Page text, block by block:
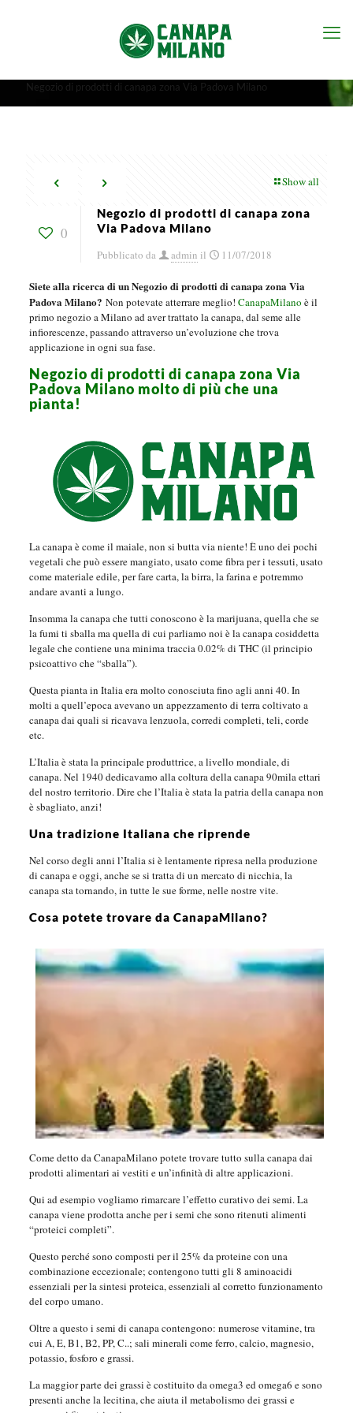
Negozio di prodotti di canapa zona Via Padova Milano
Show all
0
Negozio di prodotti di canapa zona
Via Padova Milano
Pubblicato da
admin il 11/07/2018
Siete alla ricerca di un Negozio di prodotti di canapa zona Via
Padova Milano? Non potevate atterrare meglio! CanapaMilano è il
primo negozio a Milano ad aver trattato la canapa, dal seme alle
infiorescenze, passando attraverso un’evoluzione che trova
applicazione in ogni sua fase.
Negozio di prodotti di canapa zona Via
Padova Milano molto di più che una
pianta!
La canapa è come il maiale, non si butta via niente! È uno dei pochi
vegetali che può essere mangiato, usato come fibra per i tessuti, usato
come materiale edile, per fare carta, la birra, la farina e potremmo
andare avanti a lungo.
Insomma la canapa che tutti conoscono è la marijuana, quella che se
la fumi ti sballa ma quella di cui parliamo noi è la canapa cosiddetta
legale che contiene una minima traccia 0.02% di THC (il principio
psicoattivo che “sballa”).
Questa pianta in Italia era molto conosciuta fino agli anni 40. In
molti a quell’epoca avevano un appezzamento di terra coltivato a
canapa dai quali si ricavava lenzuola, corredi completi, teli, corde
etc.
L’Italia è stata la principale produttrice, a livello mondiale, di
canapa. Nel 1940 dedicavamo alla coltura della canapa 90mila ettari
del nostro territorio. Dire che l’Italia è stata la patria della canapa non
è sbagliato, anzi!
Una tradizione Italiana che riprende
Nel corso degli anni l’Italia si è lentamente ripresa nella produzione
di canapa e oggi, anche se si tratta di un mercato di nicchia, la
canapa sta tornando, in tutte le sue forme, nelle nostre vite.
Cosa potete trovare da CanapaMilano?
Come detto da CanapaMilano potete trovare tutto sulla canapa dai
prodotti alimentari ai vestiti e un’infinità di altre applicazioni.
Qui ad esempio vogliamo rimarcare l’effetto curativo dei semi. La
canapa viene prodotta anche per i semi che sono ritenuti alimenti
“proteici completi”.
Questo perché sono composti per il 25% da proteine con una
combinazione eccezionale; contengono tutti gli 8 aminoacidi
essenziali per la sintesi proteica, essenziali al corretto funzionamento
del corpo umano.
Oltre a questo i semi di canapa contengono: numerose vitamine, tra
cui A, E, B1, B2, PP, C..; sali minerali come ferro, calcio, magnesio,
potassio, fosforo e grassi.
La maggior parte dei grassi è costituito da omega3 ed omega6 e sono
presenti anche la lecitina, che aiuta il metabolismo dei grassi e